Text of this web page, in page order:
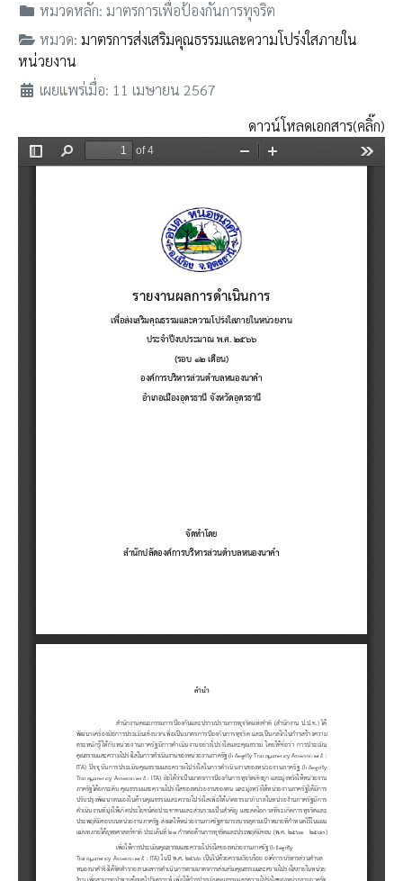
หมวดหลัก: มาตรการเพื่อป้องกันการทุจริต
หมวด: มาตรการส่งเสริมคุณธรรมและความโปร่งใสภายใน
หน่วยงาน
เผยแพร่เมื่อ: 11 เมษายน 2567
ดาวน์โหลดเอกสาร(คลิ๊ก)